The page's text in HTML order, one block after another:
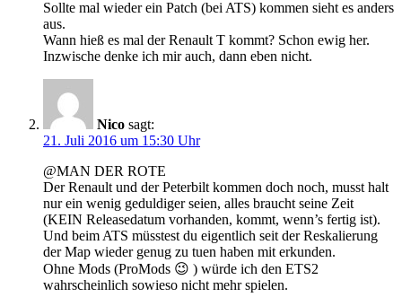
Sollte mal wieder ein Patch (bei ATS) kommen sieht es anders
aus.
Wann hieß es mal der Renault T kommt? Schon ewig her.
Inzwische denke ich mir auch, dann eben nicht.
Nico sagt:
21. Juli 2016 um 15:30 Uhr
@MAN DER ROTE
Der Renault und der Peterbilt kommen doch noch, musst halt
nur ein wenig geduldiger seien, alles braucht seine Zeit
(KEIN Releasedatum vorhanden, kommt, wenn’s fertig ist).
Und beim ATS müsstest du eigentlich seit der Reskalierung
der Map wieder genug zu tuen haben mit erkunden.
Ohne Mods (ProMods 😉 ) würde ich den ETS2
wahrscheinlich sowieso nicht mehr spielen.